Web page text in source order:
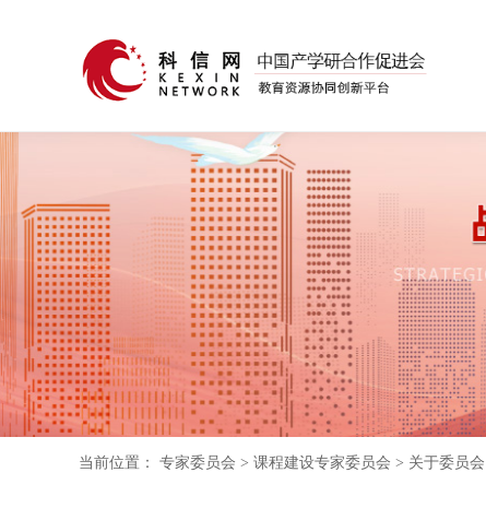
当前位置： 专家委员会 > 课程建设专家委员会 > 关于委员会